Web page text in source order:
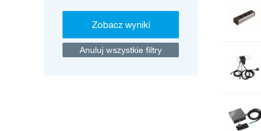
Zobacz wyniki
Anuluj wszystkie filtry